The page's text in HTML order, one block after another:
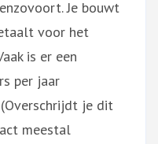
Je bouwt
voor het
is er een
per jaar
je dit
meestal